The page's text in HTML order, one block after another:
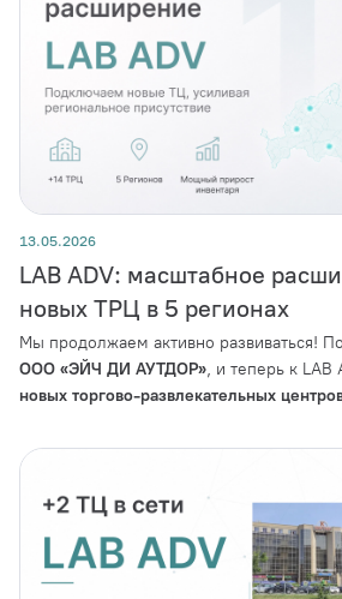
13.05.2026
LAB ADV: масштабное
новых ТРЦ в 5 регионах
Мы продолжаем активно развиваться!
ООО «ЭЙЧ ДИ АУТДОР», и теперь к
новых торгово-развлекательных